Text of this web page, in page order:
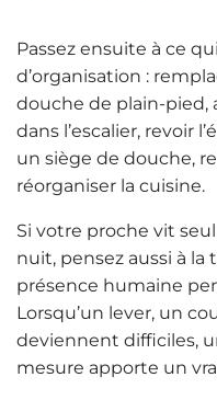
Passez ensuite à ce
d’organisation :
douche de plain-pied,
dans l’escalier, revoir
un siège de douche,
réorganiser la cuisine.
Si votre proche vit
nuit, pensez aussi à la
présence humaine
Lorsqu’un lever, un
deviennent difficiles,
mesure apporte un